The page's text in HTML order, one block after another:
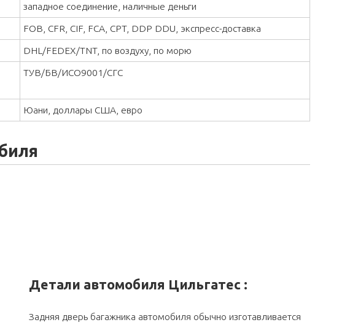
западное соединение, наличные деньги
FOB, CFR, CIF, FCA, CPT, DDP DDU, экспресс-доставка
DHL/FEDEX/TNT, по воздуху, по морю
ТУВ/БВ/ИСО9001/СГС
Юани, доллары США, евро
Детали автомобиля Цильгатес :
Задняя дверь багажника автомобиля обычно изготавливается